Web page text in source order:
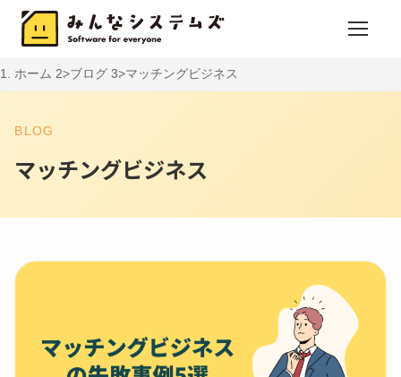
ホーム ブログ マッチングビジネス
BLOG
マッチングビジネス